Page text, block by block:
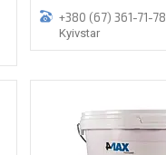
+380 (67) 361-71-78
Kyivstar